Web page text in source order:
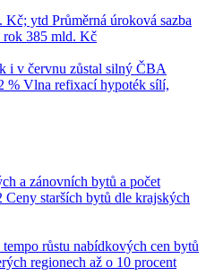
Kč; ytd Průměrná úroková sazba
rok 385 mld. Kč
i v červnu zůstal silný ČBA
% Vlna refixací hypoték sílí,
a zánovních bytů a počet
Ceny starších bytů dle krajských
tempo růstu nabídkových cen bytů
regionech až o 10 procent